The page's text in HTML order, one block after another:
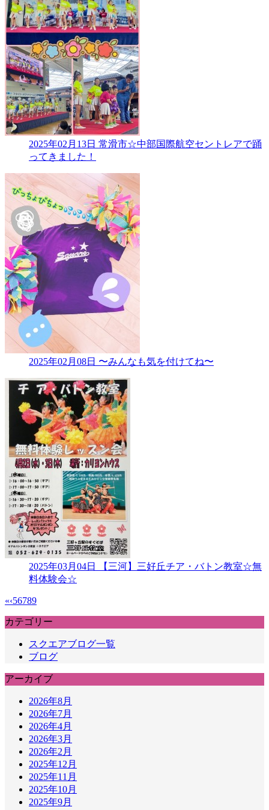
2025年02月13日 常滑市☆中部国際航空セントレアで踊
ってきました！
2025年02月08日 〜みんなも気を付けてね〜
2025年03月04日
【三河】三好丘チア・バトン教室☆無
料体験会☆
«‹56789
カテゴリー
スクエアブログ一覧
ブログ
アーカイブ
2026年8月
2026年7月
2026年4月
2026年3月
2026年2月
2025年12月
2025年11月
2025年10月
2025年9月